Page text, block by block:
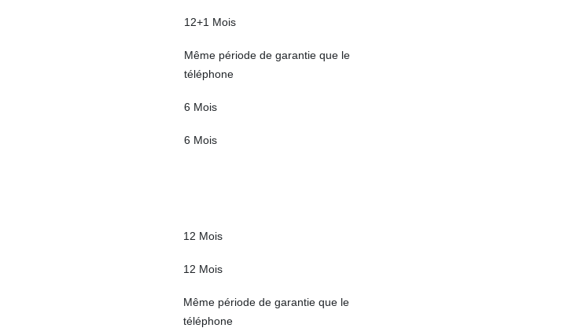
12+1 Mois
Même période de garantie que le
téléphone
6 Mois
6 Mois
12 Mois
12 Mois
Même période de garantie que le
téléphone